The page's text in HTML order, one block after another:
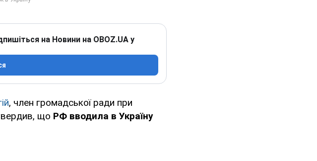
на Новини на OBOZ.UA у
, член громадської ради при
що РФ вводила в Україну